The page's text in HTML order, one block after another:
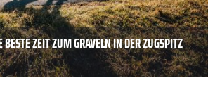
ZEIT ZUM GRAVELN IN DER ZUGSPITZ